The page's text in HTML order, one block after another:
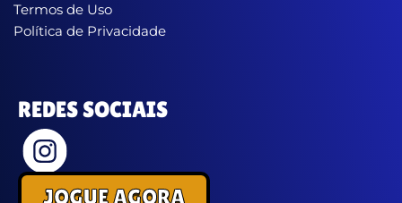
Termos de Uso
Política de Privacidade
REDES SOCIAIS
JOGUE AGORA